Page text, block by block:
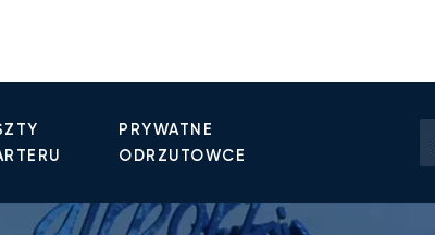
PRYWATNE
ODRZUTOWCE